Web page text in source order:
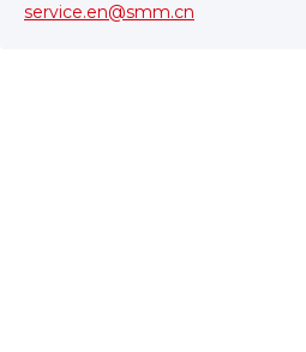
service.en@smm.cn